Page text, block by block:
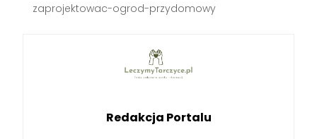
zaprojektowac-ogrod-przydomowy
Redakcja Portalu